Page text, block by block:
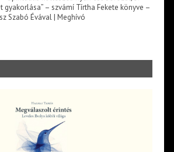
gyakorlása” – szvámí Tírtha Fekete könyve –
Szabó Évával | Meghívó